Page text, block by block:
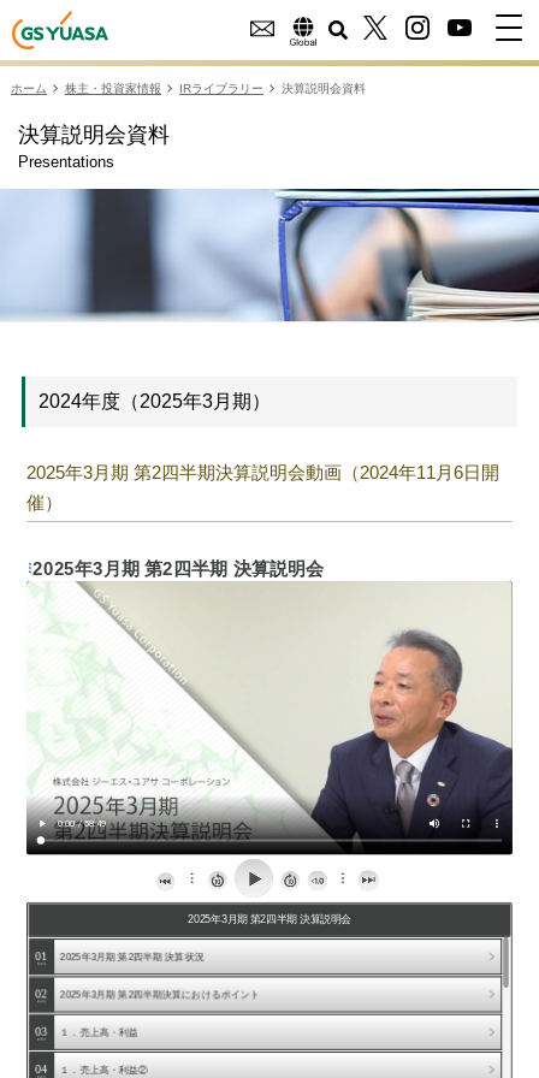
ホーム 株主・投資家情報 IRライブラリー 決算説明会資料
決算説明会資料
Presentations
2024年度（2025年3月期）
2025年3月期 第2四半期決算説明会動画（2024年11月6日開
催）
2025年3月期 第2四半期 決算説明会
ARCHIVE
2026年3月期 決算説明会および 長期ビジョン（ V…
2026年3月期 第2四半期 決算説明会
2025年3月期 決算説明会 （第六次中期経営計画ア…
2025年3月期 第2四半期 決算説明会
2024年3月期 決算説明会
2025年3月期 第2四半期 決算説明会
01 2025年3月期 第2四半期 決算状況
02 2025年3月期 第2四半期決算におけるポイント
03 １．売上高・利益
04 １．売上高・利益②